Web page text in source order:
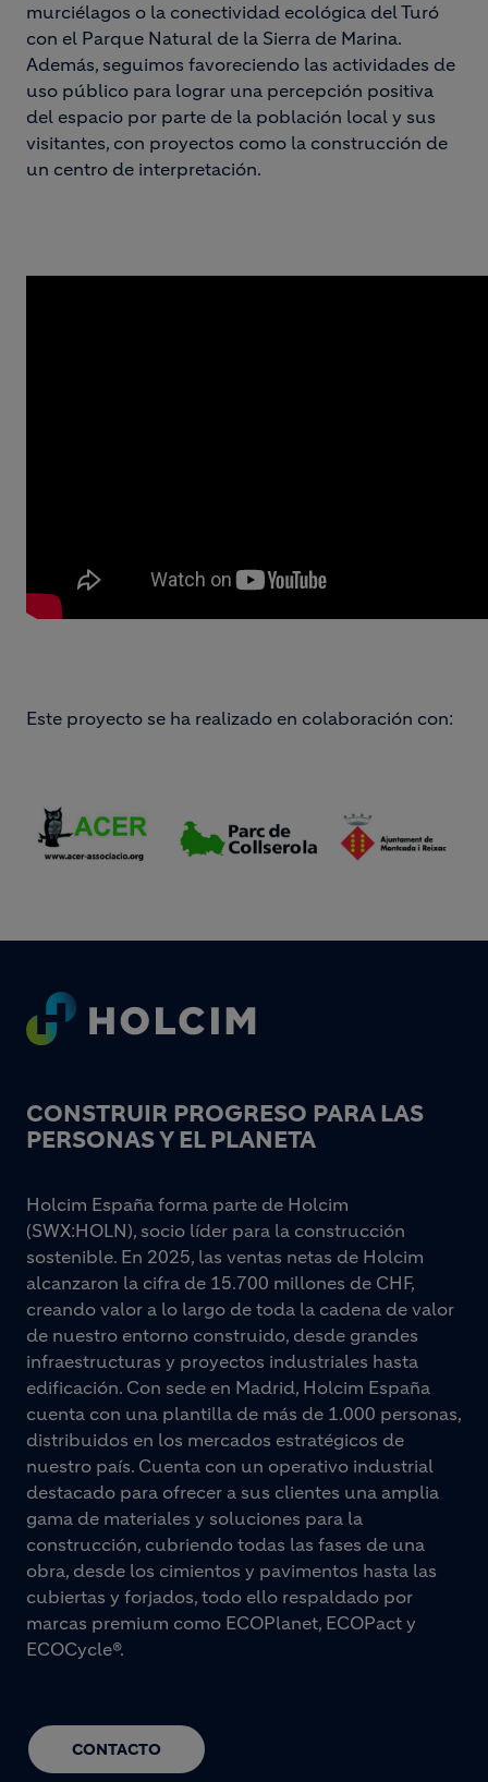
murciélagos o la conectividad ecológica del Turó
con el Parque Natural de la Sierra de Marina.
Además, seguimos favoreciendo las actividades de
uso público para lograr una percepción positiva
del espacio por parte de la población local y sus
visitantes, con proyectos como la construcción de
un centro de interpretación.
Este proyecto se ha realizado en colaboración con:
Footer
CONSTRUIR PROGRESO PARA LAS
PERSONAS Y EL PLANETA
CONTACTO
Holcim España forma parte de Holcim
(SWX:HOLN), socio líder para la construcción
sostenible. En 2025, las ventas netas de Holcim
alcanzaron la cifra de 15.700 millones de CHF,
creando valor a lo largo de toda la cadena de valor
de nuestro entorno construido, desde grandes
infraestructuras y proyectos industriales hasta
edificación. Con sede en Madrid, Holcim España
cuenta con una plantilla de más de 1.000 personas,
distribuidos en los mercados estratégicos de
nuestro país. Cuenta con un operativo industrial
destacado para ofrecer a sus clientes una amplia
gama de materiales y soluciones para la
construcción, cubriendo todas las fases de una
obra, desde los cimientos y pavimentos hasta las
cubiertas y forjados, todo ello respaldado por
marcas premium como ECOPlanet, ECOPact y
ECOCycle®.